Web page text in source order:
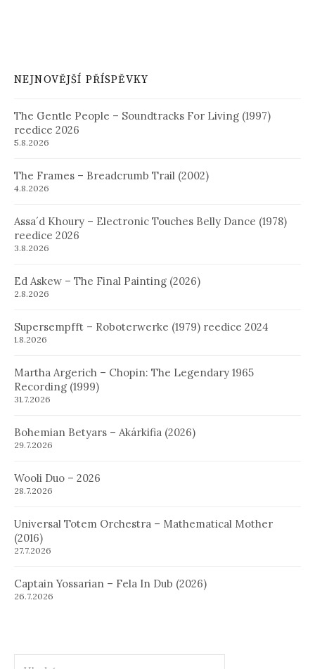
NEJNOVĚJŠÍ PŘÍSPĚVKY
The Gentle People – Soundtracks For Living (1997)
reedice 2026
5.8.2026
The Frames – Breadcrumb Trail (2002)
4.8.2026
Assa´d Khoury – Electronic Touches Belly Dance (1978)
reedice 2026
3.8.2026
Ed Askew – The Final Painting (2026)
2.8.2026
Supersempfft – Roboterwerke (1979) reedice 2024
1.8.2026
Martha Argerich – Chopin: The Legendary 1965
Recording (1999)
31.7.2026
Bohemian Betyars – Akárkifia (2026)
29.7.2026
Wooli Duo – 2026
28.7.2026
Universal Totem Orchestra – Mathematical Mother
(2016)
27.7.2026
Captain Yossarian – Fela In Dub (2026)
26.7.2026